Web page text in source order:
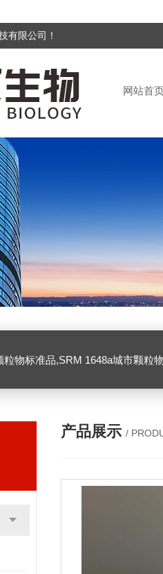
有限公司！
网站首
标准品,SRM 1648a城市颗粒物,SRM 1649B
产品展示 /